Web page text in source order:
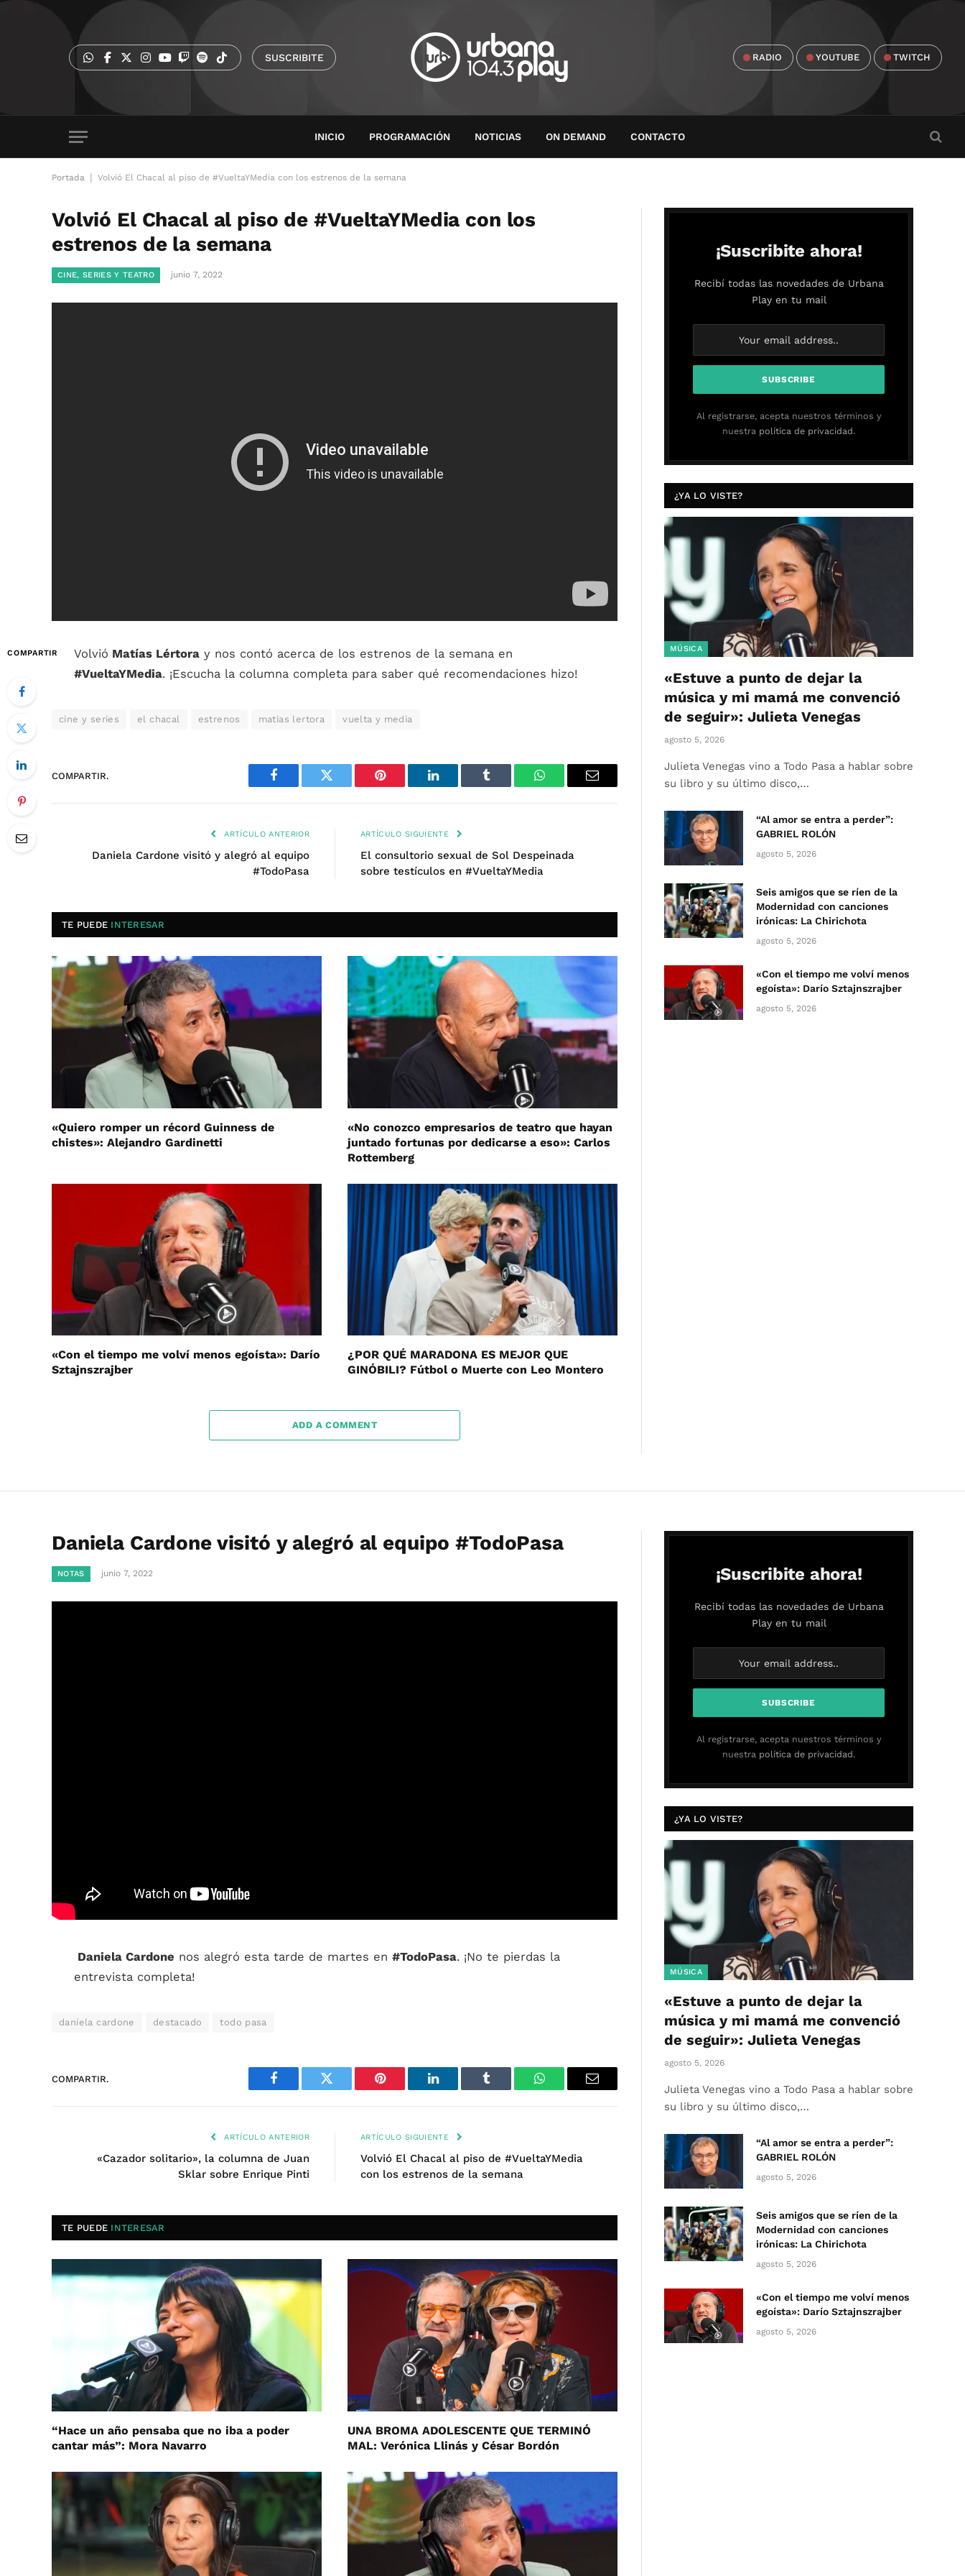
SUSCRIBITE RADIO YOUTUBE TWITCH
INICIO PROGRAMACIÓN NOTICIAS ON DEMAND CONTACTO
Portada Volvió El Chacal al piso de #VueltaYMedia con los estrenos de la semana
Volvió El Chacal al piso de #VueltaYMedia con los
estrenos de la semana
CINE, SERIES Y TEATRO junio 7, 2022
COMPARTIR Volvió Matías Lértora y nos contó acerca de los estrenos de la semana en
#VueltaYMedia. ¡Escucha la columna completa para saber qué recomendaciones hizo!
cine y series el chacal estrenos matias lertora vuelta y media
COMPARTIR.
Facebook Twitter Pinterest LinkedIn Tumblr WhatsAppEmail
ARTÍCULO ANTERIOR
Daniela Cardone visitó y alegró al equipo
#TodoPasa
ARTÍCULO SIGUIENTE
El consultorio sexual de Sol Despeinada
sobre testículos en #VueltaYMedia
TE PUEDE INTERESAR
«Quiero romper un récord Guinness de
chistes»: Alejandro Gardinetti
«No conozco empresarios de teatro que hayan
juntado fortunas por dedicarse a eso»: Carlos
Rottemberg
«Con el tiempo me volví menos egoísta»: Darío
Sztajnszrajber
¿POR QUÉ MARADONA ES MEJOR QUE
GINÓBILI? Fútbol o Muerte con Leo Montero
ADD A COMMENT
¡Suscribite ahora!
Recibí todas las novedades de Urbana
Play en tu mail
Al registrarse, acepta nuestros términos y
nuestra política de privacidad.
¿YA LO VISTE?
MÚSICA
«Estuve a punto de dejar la
música y mi mamá me convenció
de seguir»: Julieta Venegas
agosto 5, 2026
Julieta Venegas vino a Todo Pasa a hablar sobre
su libro y su último disco,…
“Al amor se entra a perder”:
GABRIEL ROLÓN
agosto 5, 2026
Seis amigos que se ríen de la
Modernidad con canciones
irónicas: La Chirichota
agosto 5, 2026
«Con el tiempo me volví menos
egoísta»: Darío Sztajnszrajber
agosto 5, 2026
Daniela Cardone visitó y alegró al equipo #TodoPasa
NOTAS junio 7, 2022
Daniela Cardone nos alegró esta tarde de martes en #TodoPasa. ¡No te pierdas la
entrevista completa!
daniela cardone destacado todo pasa
COMPARTIR.
Facebook Twitter Pinterest LinkedIn Tumblr WhatsAppEmail
ARTÍCULO ANTERIOR
«Cazador solitario», la columna de Juan
Sklar sobre Enrique Pinti
ARTÍCULO SIGUIENTE
Volvió El Chacal al piso de #VueltaYMedia
con los estrenos de la semana
TE PUEDE INTERESAR
“Hace un año pensaba que no iba a poder
cantar más”: Mora Navarro
UNA BROMA ADOLESCENTE QUE TERMINÓ
MAL: Verónica Llinás y César Bordón
¡Suscribite ahora!
Recibí todas las novedades de Urbana
Play en tu mail
Al registrarse, acepta nuestros términos y
nuestra política de privacidad.
¿YA LO VISTE?
MÚSICA
«Estuve a punto de dejar la
música y mi mamá me convenció
de seguir»: Julieta Venegas
agosto 5, 2026
Julieta Venegas vino a Todo Pasa a hablar sobre
su libro y su último disco,…
“Al amor se entra a perder”:
GABRIEL ROLÓN
agosto 5, 2026
Seis amigos que se ríen de la
Modernidad con canciones
irónicas: La Chirichota
agosto 5, 2026
«Con el tiempo me volví menos
egoísta»: Darío Sztajnszrajber
agosto 5, 2026